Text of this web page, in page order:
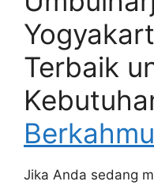
Terbaik
Jika Anda sedang